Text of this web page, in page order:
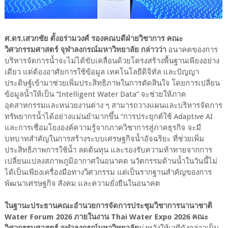
ศ.ดร.เสวกชัย ตั้งอร่ามวงศ์ รองคณบดีฝ่ายวิชาการ คณะ
วิศวกรรมศาสตร์ จุฬาลงกรณ์มหาวิทยาลัย กล่าวว่า อนาคตของการ
บริหารจัดการน้ำจะไม่ได้ขับเคลื่อนด้วยโครงสร้างพื้นฐานเพียงอย่าง
เดียว แต่ต้องอาศัยการใช้ข้อมูล เทคโนโลยีดิจิทัล และปัญญา
ประดิษฐ์เข้ามาช่วยเพิ่มประสิทธิภาพในการตัดสินใจ โดยการเปลี่ยน
ข้อมูลน้ำให้เป็น “Intelligent Water Data” จะช่วยให้ภาค
อุตสาหกรรมและหน่วยงานต่าง ๆ สามารถวางแผนและบริหารจัดการ
ทรัพยากรน้ำได้อย่างแม่นยำมากขึ้น “การประยุกต์ใช้ Adaptive AI
และการเชื่อมโยงองค์ความรู้จากภาควิชาการสู่ภาคธุรกิจ จะมี
บทบาทสำคัญในการสร้างระบบเศรษฐกิจน้ำอัจฉริยะ ที่ช่วยเพิ่ม
ประสิทธิภาพการใช้น้ำ ลดต้นทุน และรองรับความท้าทายจากการ
เปลี่ยนแปลงสภาพภูมิอากาศในอนาคต นวัตกรรมด้านน้ำในวันนี้ไม่
ได้เป็นเพียงเครื่องมือทางวิศวกรรม แต่เป็นรากฐานสำคัญของการ
พัฒนาเศรษฐกิจ สังคม และความยั่งยืนในอนาคต
ในฐานะประธานคณะอำนวยการจัดการประชุมวิชาการนานาชาติ
Water Forum 2026 ภายในงาน Thai Water Expo 2026 คณะ